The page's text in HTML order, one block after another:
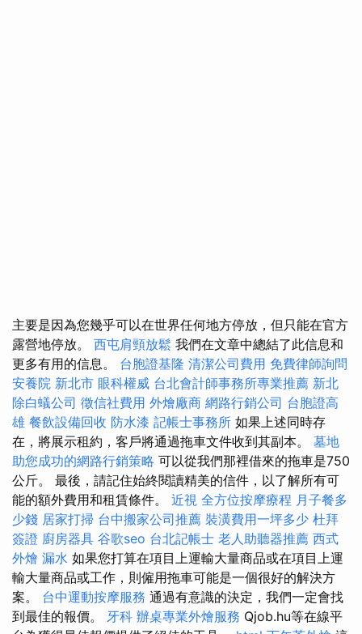
主要是因為您幾乎可以在世界任何地方停放，但只能在官方
露營地停放。 西屯肩頸放鬆 我們在文章中總結了此信息和
更多有用的信息。 台胞證基隆 清潔公司費用 免費律師詢問
安養院 新北市 眼科權威 台北會計師事務所專業推薦 新北
除白蟻公司 徵信社費用 外燴廠商 網路行銷公司 台胞證高
雄 餐飲設備回收 防水漆 記帳士事務所 如果上述同時存
在，將展示租約，客戶將通過拖車文件收到其副本。 墓地
助您成功的網路行銷策略 可以從我們那裡借來的拖車是750
公斤。 最後，請記住始終閱讀精美的信件，以了解所有可
能的額外費用和租賃條件。 近視 全方位按摩療程 月子餐多
少錢 居家打掃 台中搬家公司推薦 裝潢費用一坪多少 杜拜
簽證 廚房器具 谷歌seo 台北記帳士 老人助聽器推薦 西式
外燴 漏水 如果您打算在項目上運輸大量商品或在項目上運
輸大量商品或工作，則僱用拖車可能是一個很好的解決方
案。 台中運動按摩服務 通過有意識的決定，我們一定會找
到最佳的報價。 牙科 辦桌專業外燴服務 Qjob.hu等在線平